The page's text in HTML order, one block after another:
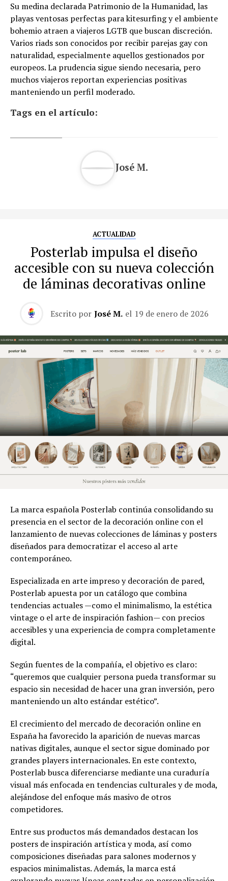
Su medina declarada Patrimonio de la Humanidad, las
playas ventosas perfectas para kitesurfing y el ambiente
bohemio atraen a viajeros LGTB que buscan discreción.
Varios riads son conocidos por recibir parejas gay con
naturalidad, especialmente aquellos gestionados por
europeos. La prudencia sigue siendo necesaria, pero
muchos viajeros reportan experiencias positivas
manteniendo un perfil moderado.
Tags en el artículo:
José M.
ACTUALIDAD
Posterlab impulsa el diseño
accesible con su nueva colección
de láminas decorativas online
Escrito por José M. el 19 de enero de 2026
La marca española Posterlab continúa consolidando su
presencia en el sector de la decoración online con el
lanzamiento de nuevas colecciones de láminas y posters
diseñados para democratizar el acceso al arte
contemporáneo.
Especializada en arte impreso y decoración de pared,
Posterlab apuesta por un catálogo que combina
tendencias actuales —como el minimalismo, la estética
vintage o el arte de inspiración fashion— con precios
accesibles y una experiencia de compra completamente
digital.
Según fuentes de la compañía, el objetivo es claro:
“queremos que cualquier persona pueda transformar su
espacio sin necesidad de hacer una gran inversión, pero
manteniendo un alto estándar estético”.
El crecimiento del mercado de decoración online en
España ha favorecido la aparición de nuevas marcas
nativas digitales, aunque el sector sigue dominado por
grandes players internacionales. En este contexto,
Posterlab busca diferenciarse mediante una curaduría
visual más enfocada en tendencias culturales y de moda,
alejándose del enfoque más masivo de otros
competidores.
Entre sus productos más demandados destacan los
posters de inspiración artística y moda, así como
composiciones diseñadas para salones modernos y
espacios minimalistas. Además, la marca está